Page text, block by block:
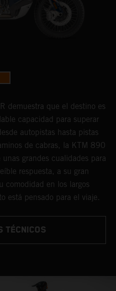
demuestra que el destino es
capacidad para superar
autopistas hasta pistas
de cabras, la KTM 890
grandes cualidades para
respuesta, a su gran
comodidad en los largos
está pensado para el viaje.
TÉCNICOS